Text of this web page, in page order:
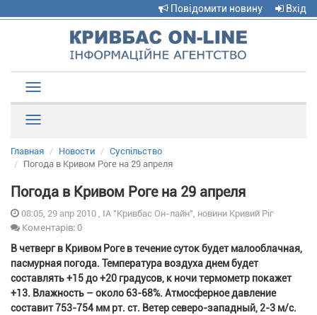
Повідомити новину Вхід
navigation
Главная Новости
Суспільство
Погода в Кривом Роге на 29 апреля
Погода в Кривом Роге на 29 апреля
08:05, 29 апр 2010 , ІА "Кривбас Он-лайн", новини Кривий Ріг
Коментарів: 0
В четверг в Кривом Роге в течение суток будет малооблачная,
пасмурная погода. Температура воздуха днем будет
составлять +15 до +20 градусов, к ночи термометр покажет
+13. Влажность – около 63-68%. Атмосферное давление
составит 753-754 мм рт. ст. Ветер северо-западный, 2-3 м/с.